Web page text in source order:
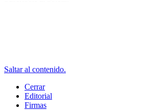
Saltar al contenido.
Cerrar
Editorial
Firmas